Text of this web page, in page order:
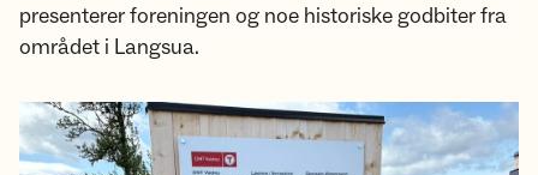
presenterer foreningen og noe historiske godbiter fra
området i Langsua.